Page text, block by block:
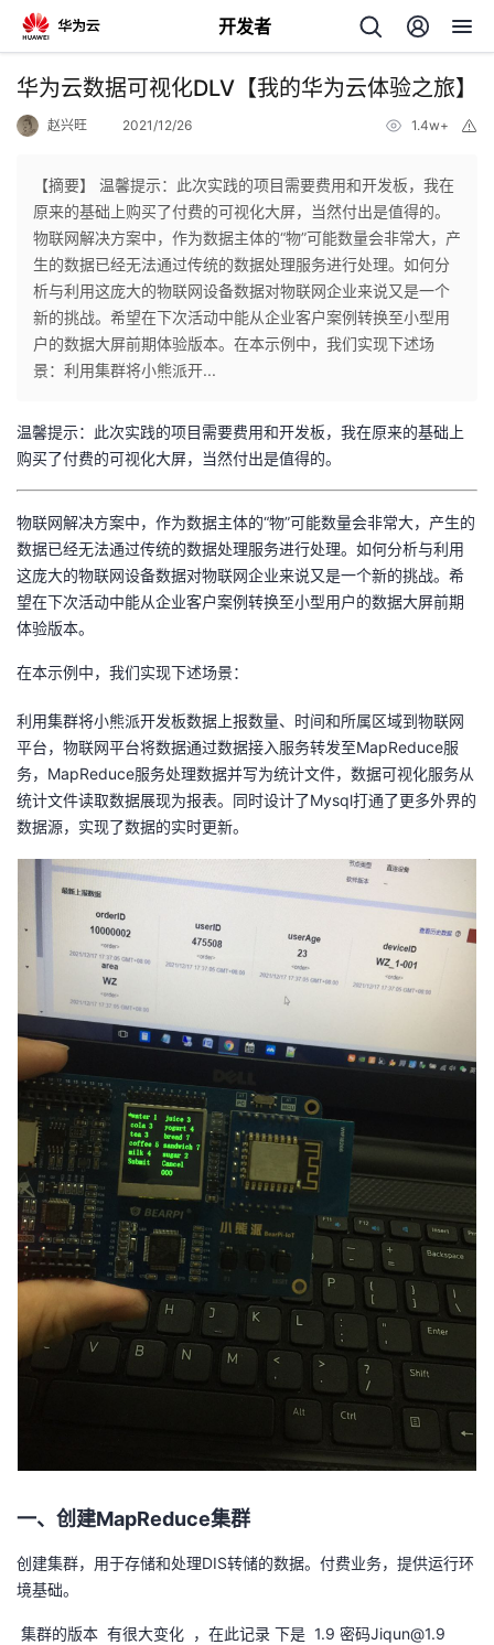
开发者
返
个
人
主
页
我
的
开
者
我
的
客
我
论
坛
的
圈
我
的
我
的
开
发
者
学
堂
我
的
我
藏
我
的
Programs
我
的
支
持
我
的
技
我
的
华为云数据可视化DLV【我的华为云体验之旅】
赵兴旺 2021/12/26 1.4w+
【摘要】 温馨提示：此次实践的项目需要费用和开发板，我在
原来的基础上购买了付费的可视化大屏，当然付出是值得的。
物联网解决方案中，作为数据主体的“物”可能数量会非常大，产
生的数据已经无法通过传统的数据处理服务进行处理。如何分
析与利用这庞大的物联网设备数据对物联网企业来说又是一个
新的挑战。希望在下次活动中能从企业客户案例转换至小型用
户的数据大屏前期体验版本。在本示例中，我们实现下述场
景：利用集群将小熊派开...
温馨提示：此次实践的项目需要费用和开发板，我在原来的基础上
购买了付费的可视化大屏，当然付出是值得的。
物联网解决方案中，作为数据主体的“物”可能数量会非常大，产生的
数据已经无法通过传统的数据处理服务进行处理。如何分析与利用
这庞大的物联网设备数据对物联网企业来说又是一个新的挑战。希
望在下次活动中能从企业客户案例转换至小型用户的数据大屏前期
体验版本。
在本示例中，我们实现下述场景：
利用集群将小熊派开发板数据上报数量、时间和所属区域到物联网
平台，物联网平台将数据通过数据接入服务转发至MapReduce服
务， MapReduce服务处理数据并写为统计文件，数据可视化服务从
统计文件读取数据展现为报表。同时设计了Mysql打通了更多外界的
数据源，实现了数据的实时更新。
一、创建MapReduce集群
创建集群，用于存储和处理DIS转储的数据。付费业务，提供运行环
境基础。
集群的版本 有很大变化 ，在此记录 下是 1.9 密码Jiqun@1.9